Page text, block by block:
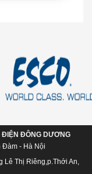
ĐIỆN ĐÔNG DƯƠNG
Đàm - Hà Nội
Lê Thị Riêng,p.Thới An,